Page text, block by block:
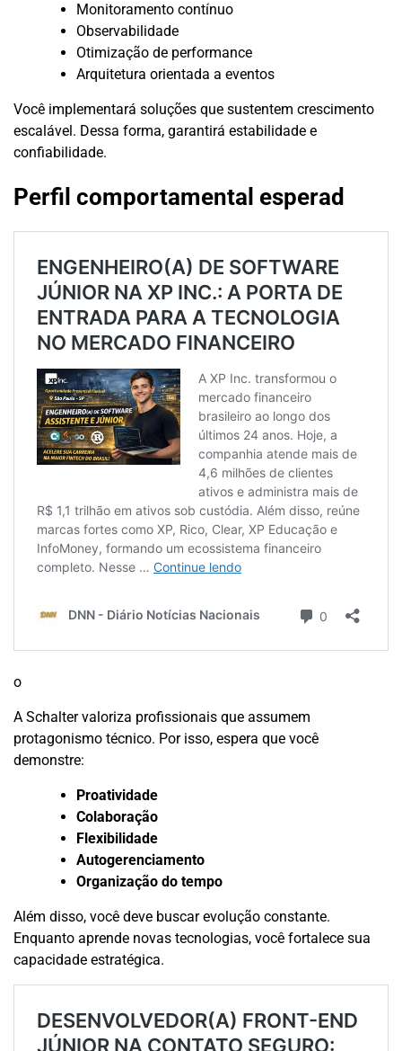
Monitoramento contínuo
Observabilidade
Otimização de performance
Arquitetura orientada a eventos
Você implementará soluções que sustentem crescimento
escalável. Dessa forma, garantirá estabilidade e
confiabilidade.
Perfil comportamental esperad
o
A Schalter valoriza profissionais que assumem
protagonismo técnico. Por isso, espera que você
demonstre:
Proatividade
Colaboração
Flexibilidade
Autogerenciamento
Organização do tempo
Além disso, você deve buscar evolução constante.
Enquanto aprende novas tecnologias, você fortalece sua
capacidade estratégica.